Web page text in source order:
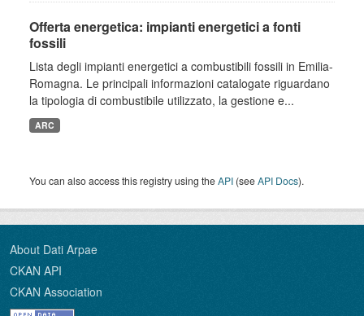
Offerta energetica: impianti energetici a fonti
fossili
Lista degli impianti energetici a combustibili fossili in Emilia-
Romagna. Le principali informazioni catalogate riguardano
la tipologia di combustibile utilizzato, la gestione e...
ARC
You can also access this registry using theAPI (seeAPI Docs).
About Dati Arpae
CKAN API
CKAN Association